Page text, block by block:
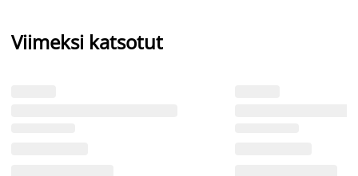
Viimeksi katsotut